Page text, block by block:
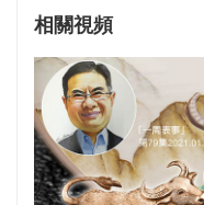
相關視頻